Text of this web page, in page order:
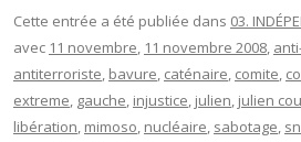
Cette entrée a été publiée dans 03.
avec 11 novembre, 11 novembre 2008,
antiterroriste, bavure, caténaire, comite,
extreme, gauche, injustice, julien, julien
libération, mimoso, nucléaire, sabotage,